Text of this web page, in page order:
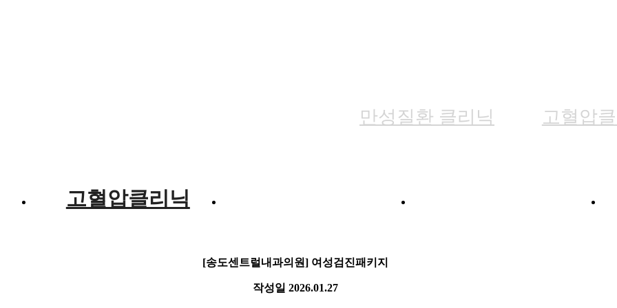
만성질환 클리닉 고혈압
고혈압클리닉
[송도센트럴내과의원] 여성검진패키지
작성일 2026.01.27